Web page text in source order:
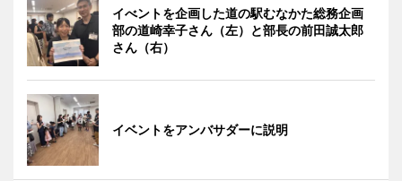
イべントを企画した道の駅むなかた総務企画
部の道崎幸子さん（左）と部長の前田誠太郎
さん（右）
イベントをアンバサダーに説明